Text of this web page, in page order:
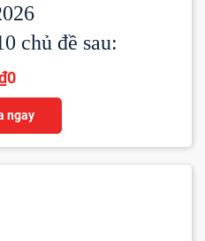
chủ đề sau:
0
ngay